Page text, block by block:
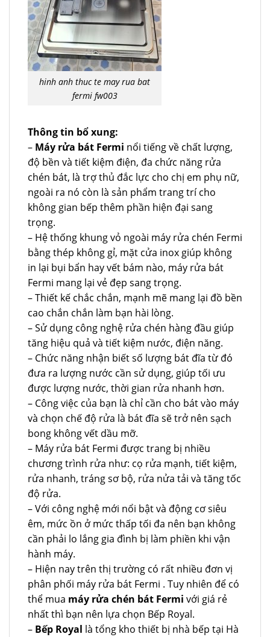
hinh anh thuc te may rua bat
fermi fw003
Thông tin bổ xung:
– Máy rửa bát Fermi nổi tiếng về chất lượng,
độ bền và tiết kiệm điện, đa chức năng rửa
chén bát, là trợ thủ đắc lực cho chị em phụ nữ,
ngoài ra nó còn là sản phẩm trang trí cho
không gian bếp thêm phần hiện đại sang
trọng.
– Hệ thống khung vỏ ngoài máy rửa chén Fermi
bằng thép không gỉ, mặt cửa inox giúp không
in lại bụi bẩn hay vết bám nào, máy rửa bát
Fermi mang lại vẻ đẹp sang trọng.
– Thiết kế chắc chắn, mạnh mẽ mang lại đồ bền
cao chắn chắn làm bạn hài lòng.
– Sử dụng công nghệ rửa chén hàng đầu giúp
tăng hiệu quả và tiết kiệm nước, điện năng.
– Chức năng nhận biết số lượng bát đĩa từ đó
đưa ra lượng nước cần sử dụng, giúp tối ưu
được lượng nước, thời gian rửa nhanh hơn.
– Công việc của bạn là chỉ cần cho bát vào máy
và chọn chế độ rửa là bát đĩa sẽ trở nên sạch
bong không vết dầu mỡ.
– Máy rửa bát Fermi được trang bị nhiều
chương trình rửa như: cọ rửa mạnh, tiết kiệm,
rửa nhanh, tráng sơ bộ, rửa nửa tải và tăng tốc
độ rửa.
– Với công nghệ mới nổi bật và động cơ siêu
êm, mức ồn ở mức thấp tối đa nên bạn không
cần phải lo lắng gia đình bị làm phiền khi vận
hành máy.
– Hiện nay trên thị trường có rất nhiều đơn vị
phân phối máy rửa bát Fermi . Tuy nhiên để có
thể mua máy rửa chén bát Fermi với giá rẻ
nhất thì bạn nên lựa chọn Bếp Royal.
– Bếp Royal là tổng kho thiết bị nhà bếp tại Hà